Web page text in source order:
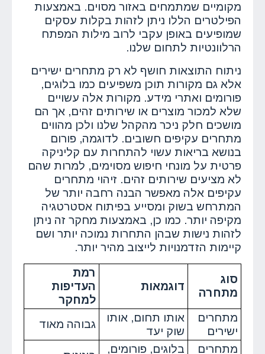
מקומיים שמתמחים באזור מסוים. באמצעות
הפילטרים הללו ניתן לזהות בקלות עסקים
שמופיעים באופן עקבי לרוב מילות המפתח
הרלוונטיות לתחום שלנו.
ניתוח התוצאות חושף לא רק מתחרים ישירים
אלא גם מקורות תוכן משפיעים כמו בלוגים,
פורומים ואתרי מידע. מקורות אלה עשויים
שלא למכור מוצרים או שירותים זהים, אך הם
מושכים חלק ניכר מהקהל שלנו ולכן מהווים
מתחרים עקיפים חשובים. לדוגמה, פורום
בנושא בריאות עשוי להתחרות עם קליניקה
פרטית על מונחי חיפוש מסוימים, למרות שהם
לא מציעים שירותים זהים. זיהוי מתחרים
עקיפים אלה מאפשר הבנה רחבה יותר של
המתרחש בשוק ומסייע בפיתוח אסטרטגיה
מקיפה יותר. כמו כן, באמצעות מחקר זה ניתן
לזהות נישות שבהן התחרות נמוכה יותר ושם
קיימות הזדמנויות לייצוב מהיר יותר.
סוג
מתחרה
דוגמאות
רמת
העדיפות
למחקר
מתחרים
ישירים
אותו תחום, אותו
שוק יעד
גבוהה מאוד
מתחרים
בלוגים, פורומים,